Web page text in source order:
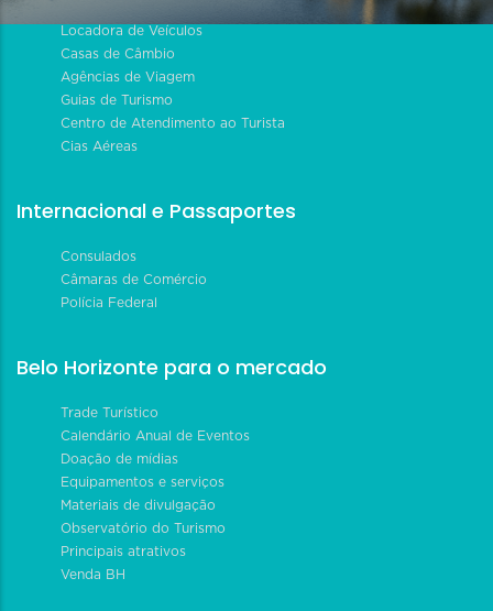
Locadora de Veículos
Casas de Câmbio
Agências de Viagem
Guias de Turismo
Centro de Atendimento ao Turista
Cias Aéreas
Internacional e Passaportes
Consulados
Câmaras de Comércio
Polícia Federal
Belo Horizonte para o mercado
Trade Turístico
Calendário Anual de Eventos
Doação de mídias
Equipamentos e serviços
Materiais de divulgação
Observatório do Turismo
Principais atrativos
Venda BH